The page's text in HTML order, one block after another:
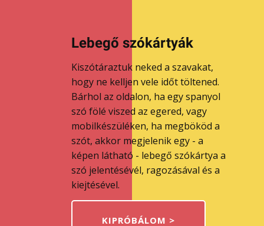
Lebegő szókártyák
Kiszótáraztuk neked a szavakat,
hogy ne kelljen vele időt töltened.
Bárhol az oldalon, ha egy spanyol
szó fölé viszed az egered, vagy
mobilkészüléken, ha megbököd a
szót, akkor megjelenik egy - a
képen látható - lebegő szókártya a
szó jelentésévél, ragozásával és a
kiejtésével.
KIPRÓBÁLOM >